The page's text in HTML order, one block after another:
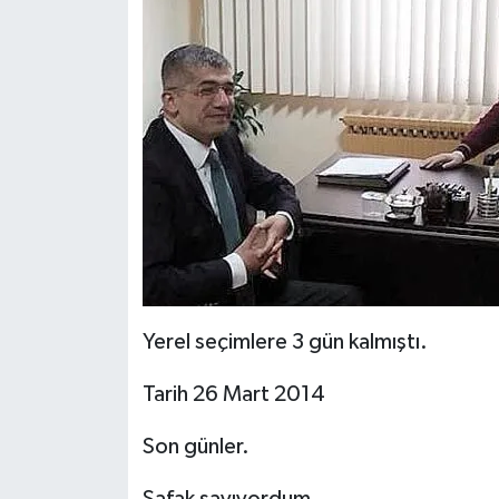
Yerel seçimlere 3 gün kalmıştı.
Tarih 26 Mart 2014
Son günler.